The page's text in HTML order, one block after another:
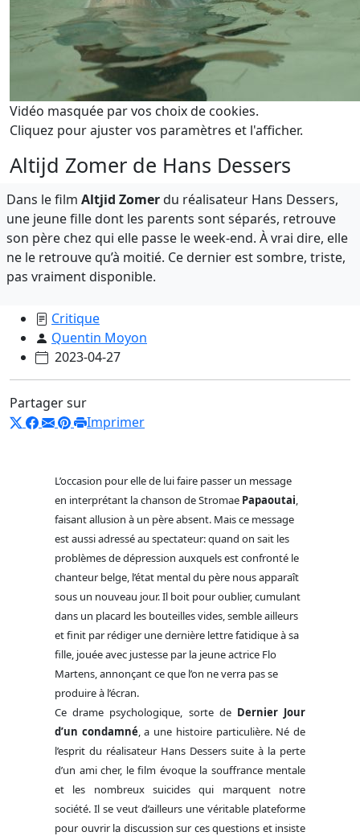
Vidéo masquée par vos choix de cookies.
Cliquez pour ajuster vos paramètres et l'afficher.
Altijd Zomer de Hans Dessers
Dans le film Altjid Zomerdu réalisateur Hans Dessers,
une jeune fille dont les parents sont séparés, retrouve
son père chez qui elle passe le week-end. À vrai dire, elle
ne le retrouve qu’à moitié. Ce dernier est sombre, triste,
pas vraiment disponible.
Critique
Quentin Moyon
2023-04-27
Partager sur
Imprimer
L’occasion pour elle de lui faire passer un message
en interprétant la chanson de Stromae Papaoutai,
faisant allusion à un père absent. Mais ce message
est aussi adressé au spectateur: quand on sait les
problèmes de dépression auxquels est confronté le
chanteur belge, l’état mental du père nous apparaît
sous un nouveau jour. Il boit pour oublier, cumulant
dans un placard les bouteilles vides, semble ailleurs
et finit par rédiger une dernière lettre fatidique à sa
fille, jouée avec justesse par la jeune actrice Flo
Martens, annonçant ce que l’on ne verra pas se
produire à l’écran.
Ce drame psychologique, sorte de Dernier Jour
d’un condamné, a une histoire particulière. Né de
l’esprit du réalisateur Hans Dessers suite à la perte
d’un ami cher, le film évoque la souffrance mentale
et les nombreux suicides qui marquent notre
société. Il se veut d’ailleurs une véritable plateforme
pour ouvrir la discussion sur ces questions et insiste